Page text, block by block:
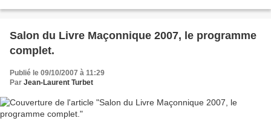
Salon du Livre Maçonnique 2007, le programme
complet.
Publié le 09/10/2007 à 11:29
Par Jean-Laurent Turbet